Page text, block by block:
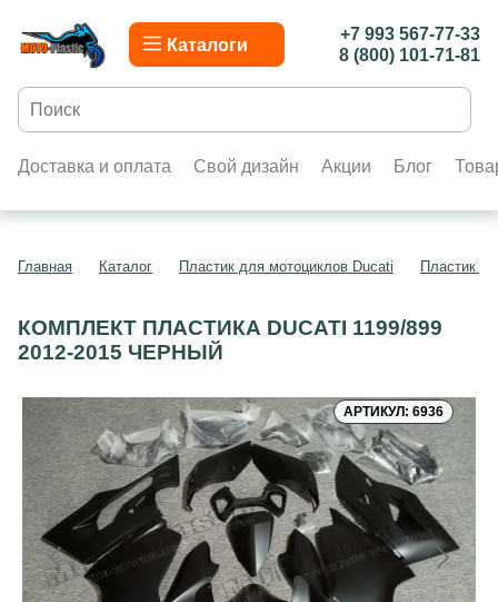
Каталоги
+7 993 567-77-33
8 (800) 101-71-81
Доставка и оплата Свой дизайн Акции Блог
Главная Каталог Пластик для мотоциклов Ducati Пластик
КОМПЛЕКТ ПЛАСТИКА DUCATI 1199/899
2012-2015 ЧЕРНЫЙ
АРТИКУЛ: 6936